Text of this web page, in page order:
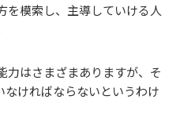
を模索し、主導していける人
力はさまざまありますが、そ
なければならないというわけ